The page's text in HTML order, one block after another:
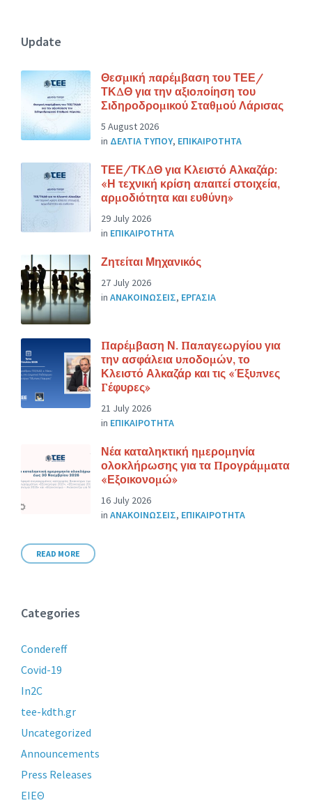
Update
Θεσμική παρέμβαση του ΤΕΕ/
ΤΚΔΘ για την αξιοποίηση του
Σιδηροδρομικού Σταθμού Λάρισας
5 August 2026
in ΔΕΛΤΙΑ ΤΥΠΟΥ, ΕΠΙΚΑΙΡΟΤΗΤΑ
ΤΕΕ/ΤΚΔΘ για Κλειστό Αλκαζάρ:
«Η τεχνική κρίση απαιτεί στοιχεία,
αρμοδιότητα και ευθύνη»
29 July 2026
in ΕΠΙΚΑΙΡΟΤΗΤΑ
Ζητείται Μηχανικός
27 July 2026
in ΑΝΑΚΟΙΝΩΣΕΙΣ, ΕΡΓΑΣΙΑ
Παρέμβαση Ν. Παπαγεωργίου για
την ασφάλεια υποδομών, το
Κλειστό Αλκαζάρ και τις «Έξυπνες
Γέφυρες»
21 July 2026
in ΕΠΙΚΑΙΡΟΤΗΤΑ
Νέα καταληκτική ημερομηνία
ολοκλήρωσης για τα Προγράμματα
«Εξοικονομώ»
16 July 2026
in ΑΝΑΚΟΙΝΩΣΕΙΣ, ΕΠΙΚΑΙΡΟΤΗΤΑ
READ MORE
Categories
Condereff
Covid-19
In2C
tee-kdth.gr
Uncategorized
Announcements
Press Releases
ΕΙΕΘ